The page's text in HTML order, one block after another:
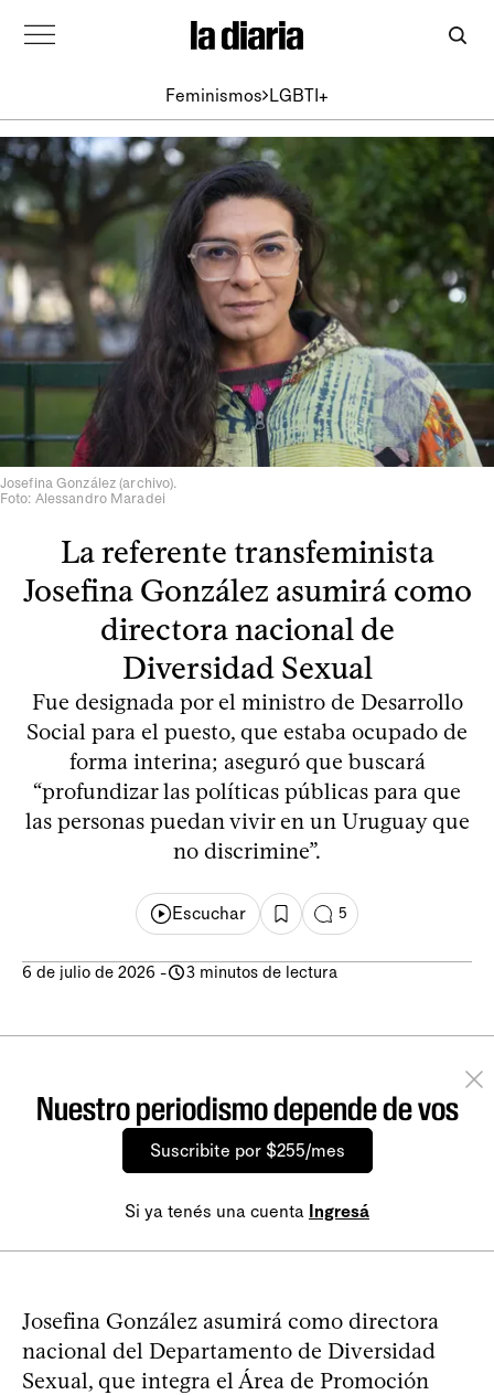
Feminismos LGBTI+
Josefina González (archivo).
Foto: Alessandro Maradei
La referente transfeminista
Josefina González asumirá como
directora nacional de
Diversidad Sexual
Fue designada por el ministro de Desarrollo
Social para el puesto, que estaba ocupado de
forma interina; aseguró que buscará
“profundizar las políticas públicas para que
las personas puedan vivir en un Uruguay que
no discrimine”.
Escuchar 5
6 de julio de 2026 - 3 minutos de lectura
Nuestro periodismo depende de vos
Suscribite por $255/mes
Si ya tenés una cuenta Ingresá
Josefina González asumirá como directora
nacional del Departamento de Diversidad
Sexual, que integra el Área de Promoción